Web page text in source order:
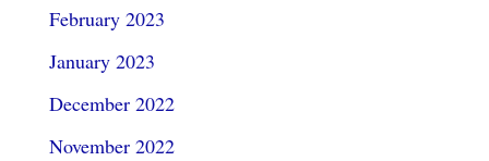
February 2023
January 2023
December 2022
November 2022